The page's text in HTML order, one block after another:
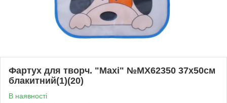
Фартух для творч. "Maxi" №MX62350 37х50см
блакитний(1)(20)
В наявності